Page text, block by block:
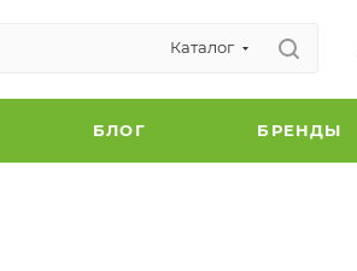
Каталог
БЛОГ БРЕНДЫ